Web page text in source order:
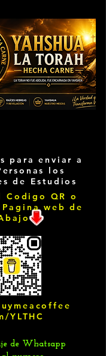
para enviar a
los
de Estudios
Codigo QR o
web de
YLTHC
de Whatsapp